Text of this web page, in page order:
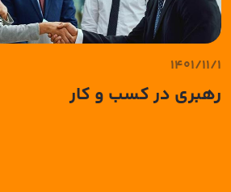
1401/11/1
رهبری در کسب و کار